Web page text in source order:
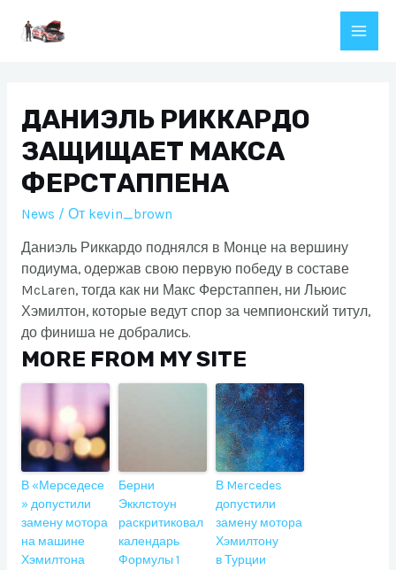
Main
ДАНИЭЛЬ РИККАРДО
ЗАЩИЩАЕТ МАКСА
ФЕРСТАППЕНА
News / От kevin_brown
Даниэль Риккардо поднялся в Монце на вершину
подиума, одержав свою первую победу в составе
McLaren, тогда как ни Макс Ферстаппен, ни Льюис
Хэмилтон, которые ведут спор за чемпионский титул,
до финиша не добрались.
MORE FROM MY SITE
В «Мерседесе
» допустили
замену мотора
на машине
Хэмилтона
Берни
Экклстоун
раскритиковал
календарь
Формулы 1
В Mercedes
допустили
замену мотора
Хэмилтону
в Турции